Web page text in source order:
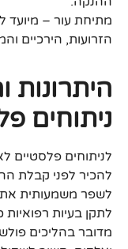
מתיחת עור – מיועד
הזרועות, הירכיים
היתרונות
ניתוחים
לניתוחים פלסטיים
להכיר לפני קבלת
לשפר משמעותית
לתקן בעיות
מדובר בהליכים